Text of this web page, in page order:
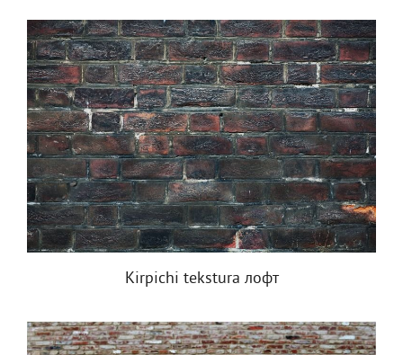
Kirpichi tekstura лофт